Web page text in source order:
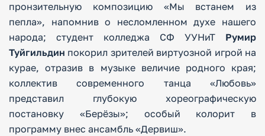
пронзительную композицию «Мы встанем из
пепла», напомнив о несломленном духе нашего
народа; студент колледжа СФ УУНиТ Румир
Туйгильдин покорил зрителей виртуозной игрой на
курае, отразив в музыке величие родного края;
коллектив современного танца «Любовь»
представил глубокую хореографическую
постановку «Берёзы»; особый колорит в
программу внес ансамбль «Дервиш».